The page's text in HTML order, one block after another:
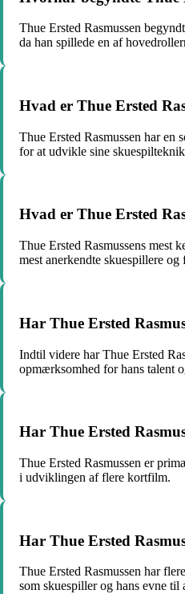
Thue Ersted Rasmussen
da han spillede en af
Hvad er Thue Ersted
Thue Ersted Rasmussen har
for at udvikle sine
Hvad er Thue Ersted
Thue Ersted Rasmussens mest
mest anerkendte skuespillere
Har Thue Ersted
Indtil videre har Thue Ersted
opmærksomhed for hans talent
Har Thue Ersted
Thue Ersted Rasmussen er
i udviklingen af flere kortfilm.
Har Thue Ersted
Thue Ersted Rasmussen har
som skuespiller og hans evne